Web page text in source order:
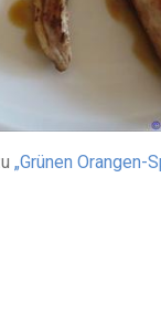
„Grünen Orangen-